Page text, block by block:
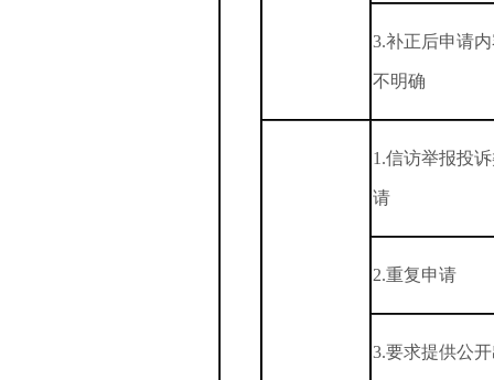
3.补正后申请
不明确
1.信访举报投
请
2.重复申请
3.要求提供公